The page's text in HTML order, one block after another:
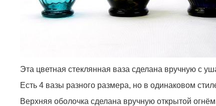
Эта цветная стеклянная ваза сделана вручную с
Есть 4 вазы разного размера, но в одинаковом
Верхняя оболочка сделана вручную открытой